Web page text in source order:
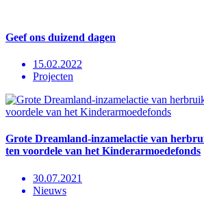
Geef ons duizend dagen
15.02.2022
Projecten
Grote Dreamland-inzamelactie van
ten voordele van het Kinderarmoedefonds
30.07.2021
Nieuws